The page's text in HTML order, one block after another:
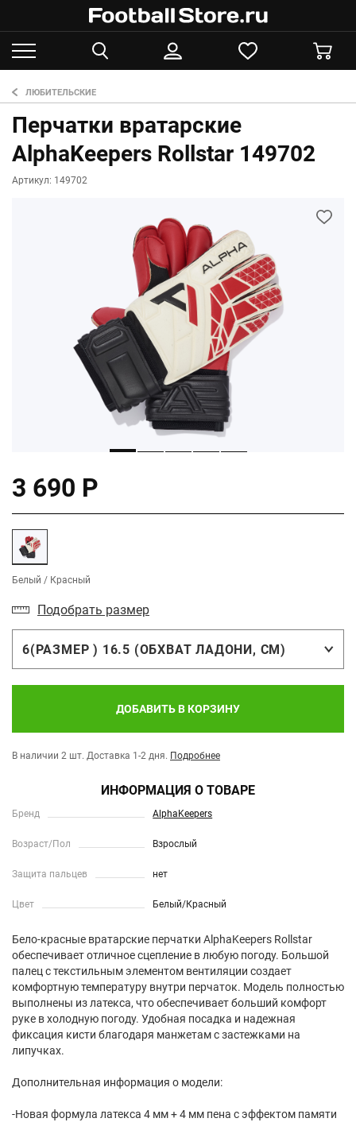
ЛЮБИТЕЛЬСКИЕ
Перчатки вратарские
AlphaKeepers Rollstar 149702
Артикул: 149702
3 690 Р
Белый / Красный
Подобрать размер
6(РАЗМЕР ) 16.5 (ОБХВАТ ЛАДОНИ, СМ)
ДОБАВИТЬ В КОРЗИНУ
В наличии 2 шт. Доставка 1-2 дня. Подробнее
ИНФОРМАЦИЯ О ТОВАРЕ
Бренд AlphaKeepers
Возраст/Пол Взрослый
Защита пальцев нет
Цвет Белый/Красный
Бело-красные вратарские перчатки AlphaKeepers Rollstar
обеспечивает отличное сцепление в любую погоду. Большой
палец с текстильным элементом вентиляции создает
комфортную температуру внутри перчаток. Модель полностью
выполнены из латекса, что обеспечивает больший комфорт
руке в холодную погоду. Удобная посадка и надежная
фиксация кисти благодаря манжетам с застежками на
липучках.
Дополнительная информация о модели:
-Новая формула латекса 4 мм + 4 мм пена с эффектом памяти